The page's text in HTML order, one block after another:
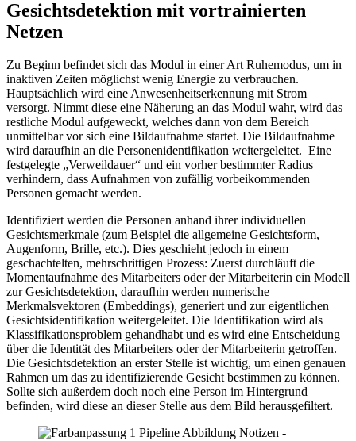
Gesichtsdetektion mit vortrainierten
Netzen
Zu Beginn befindet sich das Modul in einer Art Ruhemodus, um in
inaktiven Zeiten möglichst wenig Energie zu verbrauchen.
Hauptsächlich wird eine Anwesenheitserkennung mit Strom
versorgt. Nimmt diese eine Näherung an das Modul wahr, wird das
restliche Modul aufgeweckt, welches dann von dem Bereich
unmittelbar vor sich eine Bildaufnahme startet. Die Bildaufnahme
wird daraufhin an die Personenidentifikation weitergeleitet. Eine
festgelegte „Verweildauer“ und ein vorher bestimmter Radius
verhindern, dass Aufnahmen von zufällig vorbeikommenden
Personen gemacht werden.
Identifiziert werden die Personen anhand ihrer individuellen
Gesichtsmerkmale (zum Beispiel die allgemeine Gesichtsform,
Augenform, Brille, etc.). Dies geschieht jedoch in einem
geschachtelten, mehrschrittigen Prozess: Zuerst durchläuft die
Momentaufnahme des Mitarbeiters oder der Mitarbeiterin ein Modell
zur Gesichtsdetektion, daraufhin werden numerische
Merkmalsvektoren (Embeddings), generiert und zur eigentlichen
Gesichtsidentifikation weitergeleitet. Die Identifikation wird als
Klassifikationsproblem gehandhabt und es wird eine Entscheidung
über die Identität des Mitarbeiters oder der Mitarbeiterin getroffen.
Die Gesichtsdetektion an erster Stelle ist wichtig, um einen genauen
Rahmen um das zu identifizierende Gesicht bestimmen zu können.
Sollte sich außerdem doch noch eine Person im Hintergrund
befinden, wird diese an dieser Stelle aus dem Bild herausgefiltert.